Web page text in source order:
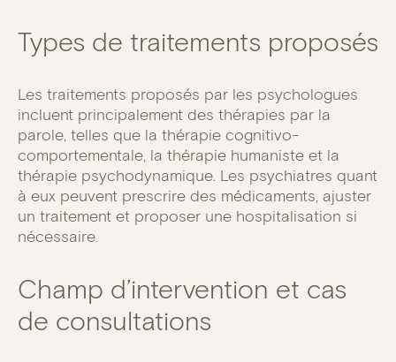
Types de traitements proposés
Les traitements proposés par les psychologues
incluent principalement des thérapies par la
parole, telles que la thérapie cognitivo-
comportementale, la thérapie humaniste et la
thérapie psychodynamique. Les psychiatres quant
à eux peuvent prescrire des médicaments, ajuster
un traitement et proposer une hospitalisation si
nécessaire.
Champ d’intervention et cas
de consultations